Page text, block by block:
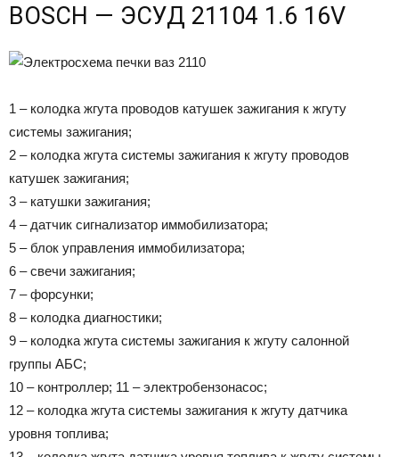
BOSCH — ЭСУД 21104 1.6 16V
1 – колодка жгута проводов катушек зажигания к жгуту
системы зажигания;
2 – колодка жгута системы зажигания к жгуту проводов
катушек зажигания;
3 – катушки зажигания;
4 – датчик сигнализатор иммобилизатора;
5 – блок управления иммобилизатора;
6 – свечи зажигания;
7 – форсунки;
8 – колодка диагностики;
9 – колодка жгута системы зажигания к жгуту салонной
группы АБС;
10 – контроллер; 11 – электробензонасос;
12 – колодка жгута системы зажигания к жгуту датчика
уровня топлива;